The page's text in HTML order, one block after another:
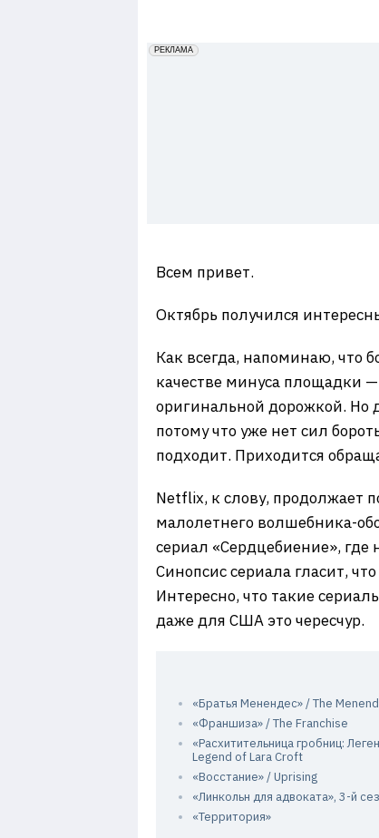
erid: 2VfnxxmNzs5
РЕКЛАМА
Всем привет.
Октябрь получился
Как всегда, напоминаю, что
качестве минуса площадки
оригинальной дорожкой. Но
потому что уже нет сил
подходит. Приходится
Netflix, к слову, продолжает
малолетнего волшебника-
сериал «Сердцебиение», где
Синопсис сериала гласит,
Интересно, что такие
даже для США это чересчур.
«Братья Менендес» / The
«Франшиза» / The Franchise
«Расхитительница гробниц:
Legend of Lara Croft
«Восстание» / Uprising
«Линкольн для адвоката», 3-й
«Территория»